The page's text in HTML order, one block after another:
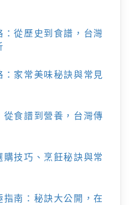
：從歷史到食譜，台灣
：家常美味秘訣與常見
從食譜到營養，台灣傳
技巧、烹飪秘訣與常
南：秘訣大公開，在